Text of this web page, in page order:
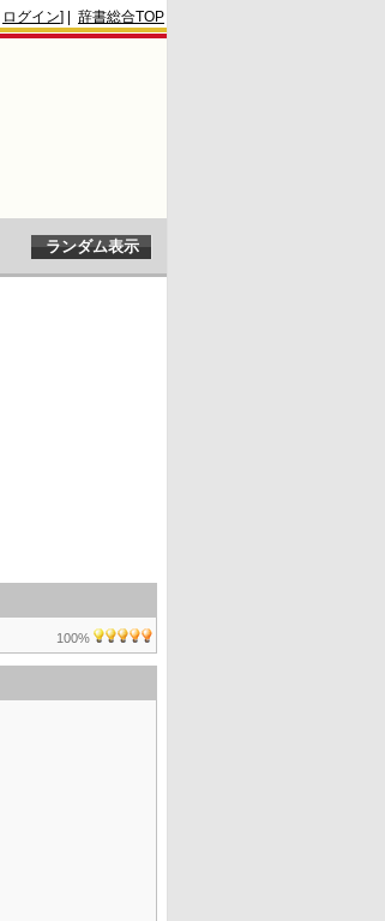
ログイン] | 辞書総合TOP
100%